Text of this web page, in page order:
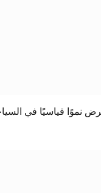
نموًا قياسيًا في